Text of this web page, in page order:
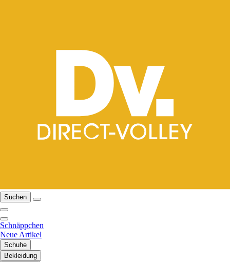
Suchen
Schnäppchen
Neue Artikel
Schuhe
Bekleidung